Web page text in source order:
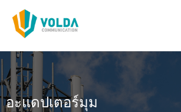
เนื้อหา
อะแดปเตอร์มุม